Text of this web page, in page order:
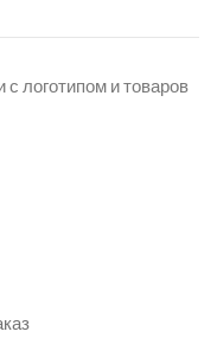
логотипом и товаров